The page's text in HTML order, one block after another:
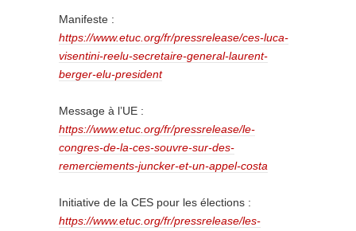
Manifeste :
https://www.etuc.org/fr/pressrelease/ces-luca-
visentini-reelu-secretaire-general-laurent-
berger-elu-president
Message à l’UE :
https://www.etuc.org/fr/pressrelease/le-
congres-de-la-ces-souvre-sur-des-
remerciements-juncker-et-un-appel-costa
Initiative de la CES pour les élections :
https://www.etuc.org/fr/pressrelease/les-